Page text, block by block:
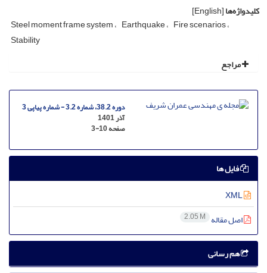
کلیدواژه‌ها[English]
Steel moment frame system Earthquake Fire scenarios
Stability
مراجع
دوره 38.2، شماره 3.2 - شماره پیاپی 3
آذر 1401
صفحه3-10
فایل ها
اصل مقاله 2.05 M
هم رسانی